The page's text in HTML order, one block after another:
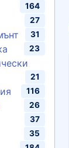
164
27
31
23
21
116
26
37
35